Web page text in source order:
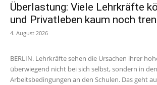
Überlastung: Viele Lehrkräfte
und Privatleben kaum noch
4. August 2026
BERLIN. Lehrkräfte sehen die Ursachen ihrer
überwiegend nicht bei sich selbst, sondern in den
Arbeitsbedingungen an den Schulen. Das geht